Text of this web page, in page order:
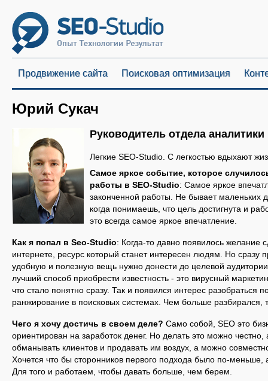
Продвижение сайта Поисковая оптимизация
Юрий Сукач
Руководитель отдела аналитики
Легкие SEO-Studio. С легкостью вдыхают
Самое яркое событие, которое
работы в SEO-Studio: Самое яркое
законченной работы. Не бывает маленьких
когда понимаешь, что цель достигнута и
это всегда самое яркое впечатление.
Как я попал в Seo-Studio: Когда-то давно появилось желание
интернете, ресурс который станет интересен людям. Но сразу
удобную и полезную вещь нужно донести до целевой
лучший способ приобрести известность - это вирусный
что стало понятно сразу. Так и появился интерес разобраться
ранжирование в поисковых системах. Чем больше разбирался,
Чего я хочу достичь в своем деле? Само собой, SEO это
ориентирован на заработок денег. Но делать это можно
обманывать клиентов и продавать им воздух, а можно
Хочется что бы сторонников первого подхода было по-меньше,
Для того и работаем, чтобы давать больше, чем берем.